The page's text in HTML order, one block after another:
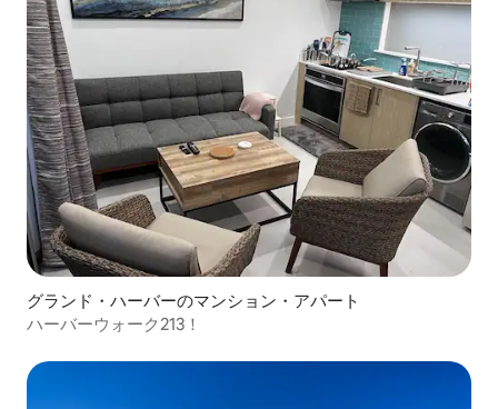
グランド・ハーバーのマンション・アパート
ハーバーウォーク213！